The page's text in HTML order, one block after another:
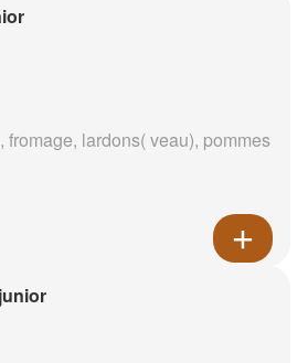
fromage, lardons( veau), pommes